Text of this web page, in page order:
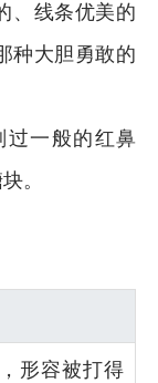
、线条优美的
种大胆勇敢的
一般的红鼻
。
形容被打得